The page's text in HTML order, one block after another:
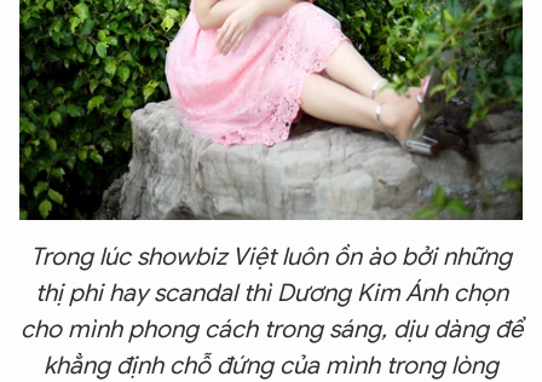
Trong lúc showbiz Việt luôn ồn ào bởi những
thị phi hay scandal thì Dương Kim Ánh chọn
cho mình phong cách trong sáng, dịu dàng để
khẳng định chỗ đứng của mình trong lòng